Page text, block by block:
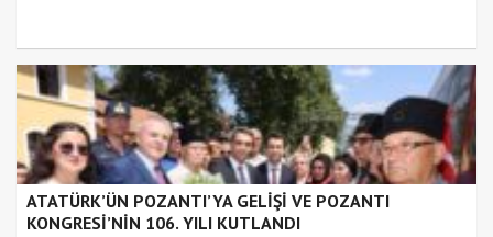
ATATÜRK’ÜN POZANTI’YA GELİŞİ VE POZANTI
KONGRESİ’NİN 106. YILI KUTLANDI